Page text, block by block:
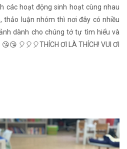
các hoạt động sinh hoạt cùng nhau
thảo luận nhóm thì nơi đây có nhiều
dành cho chúng tớ tự tìm hiểu và
🎈️🎈🎈️THÍCH ƠI LÀ THÍCH! VUI ƠI